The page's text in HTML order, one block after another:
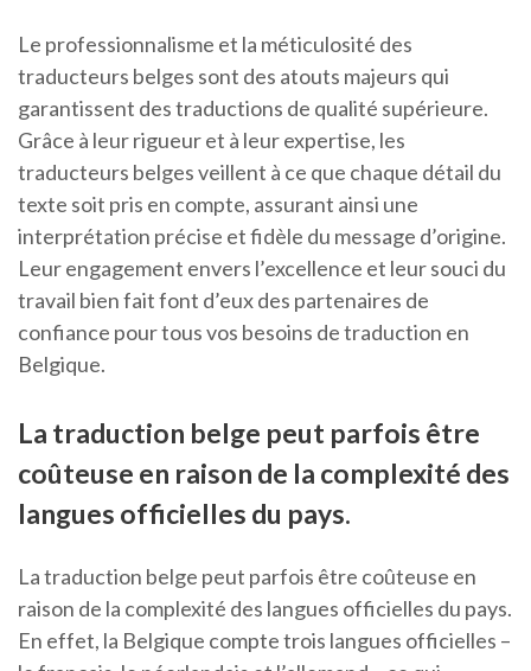
Le professionnalisme et la méticulosité des
traducteurs belges sont des atouts majeurs qui
garantissent des traductions de qualité supérieure.
Grâce à leur rigueur et à leur expertise, les
traducteurs belges veillent à ce que chaque détail du
texte soit pris en compte, assurant ainsi une
interprétation précise et fidèle du message d’origine.
Leur engagement envers l’excellence et leur souci du
travail bien fait font d’eux des partenaires de
confiance pour tous vos besoins de traduction en
Belgique.
La traduction belge peut parfois être
coûteuse en raison de la complexité des
langues officielles du pays.
La traduction belge peut parfois être coûteuse en
raison de la complexité des langues officielles du pays.
En effet, la Belgique compte trois langues officielles –